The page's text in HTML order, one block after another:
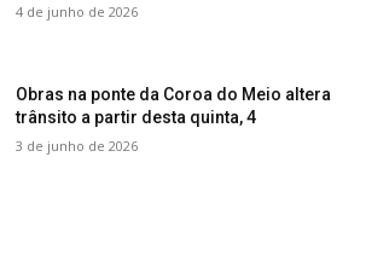
4 de junho de 2026
Obras na ponte da Coroa do Meio altera
trânsito a partir desta quinta, 4
3 de junho de 2026